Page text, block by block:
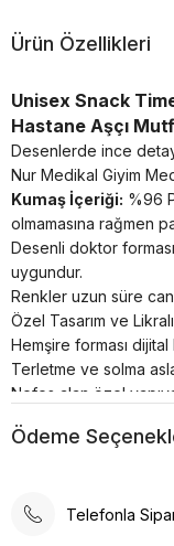
Ürün Özellikleri
Unisex Snack
Hastane Aşçı
Desenlerde ince
Nur Medikal Giyim
Kumaş İçeriği: %96
olmamasına rağmen
Desenli doktor
uygundur.
Renkler uzun süre
Özel Tasarım ve
Hemşire forması dijital
Terletme ve solma
Nefes alan özel
Ütü neredeyse hiç
Ödeme
Telefonla